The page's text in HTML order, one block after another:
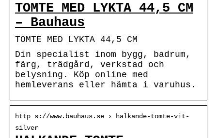
TOMTE MED LYKTA 44,5 CM
– Bauhaus
TOMTE MED LYKTA 44,5 CM
Din specialist inom bygg, badrum,
färg, trädgård, verkstad och
belysning. Köp online med
hemleverans eller hämta i varuhus.
http s://www.bauhaus.se › halkande-tomte-vit-
silver